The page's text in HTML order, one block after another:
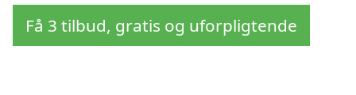
Få 3 tilbud, gratis og uforpligtende